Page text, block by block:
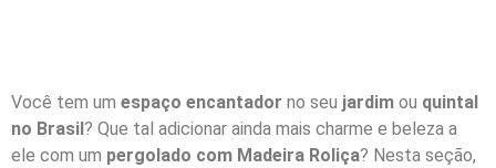
Você tem um espaço encantador no seu jardim ou quintal
no Brasil ? Que tal adicionar ainda mais charme e beleza a
ele com um pergolado com Madeira Roliça? Nesta seção,